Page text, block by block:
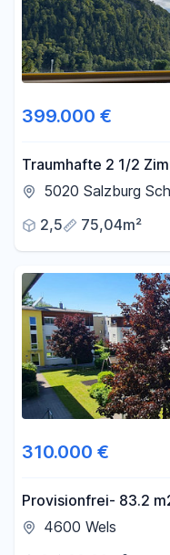
399.000 €
Traumhafte 2 1/2
mit TG- und Außen-
5020 Salzburg
2,5
75,04m²
310.000 €
Provisionfrei- 83.2
Solaranlage,Loggia-2
4600 Wels